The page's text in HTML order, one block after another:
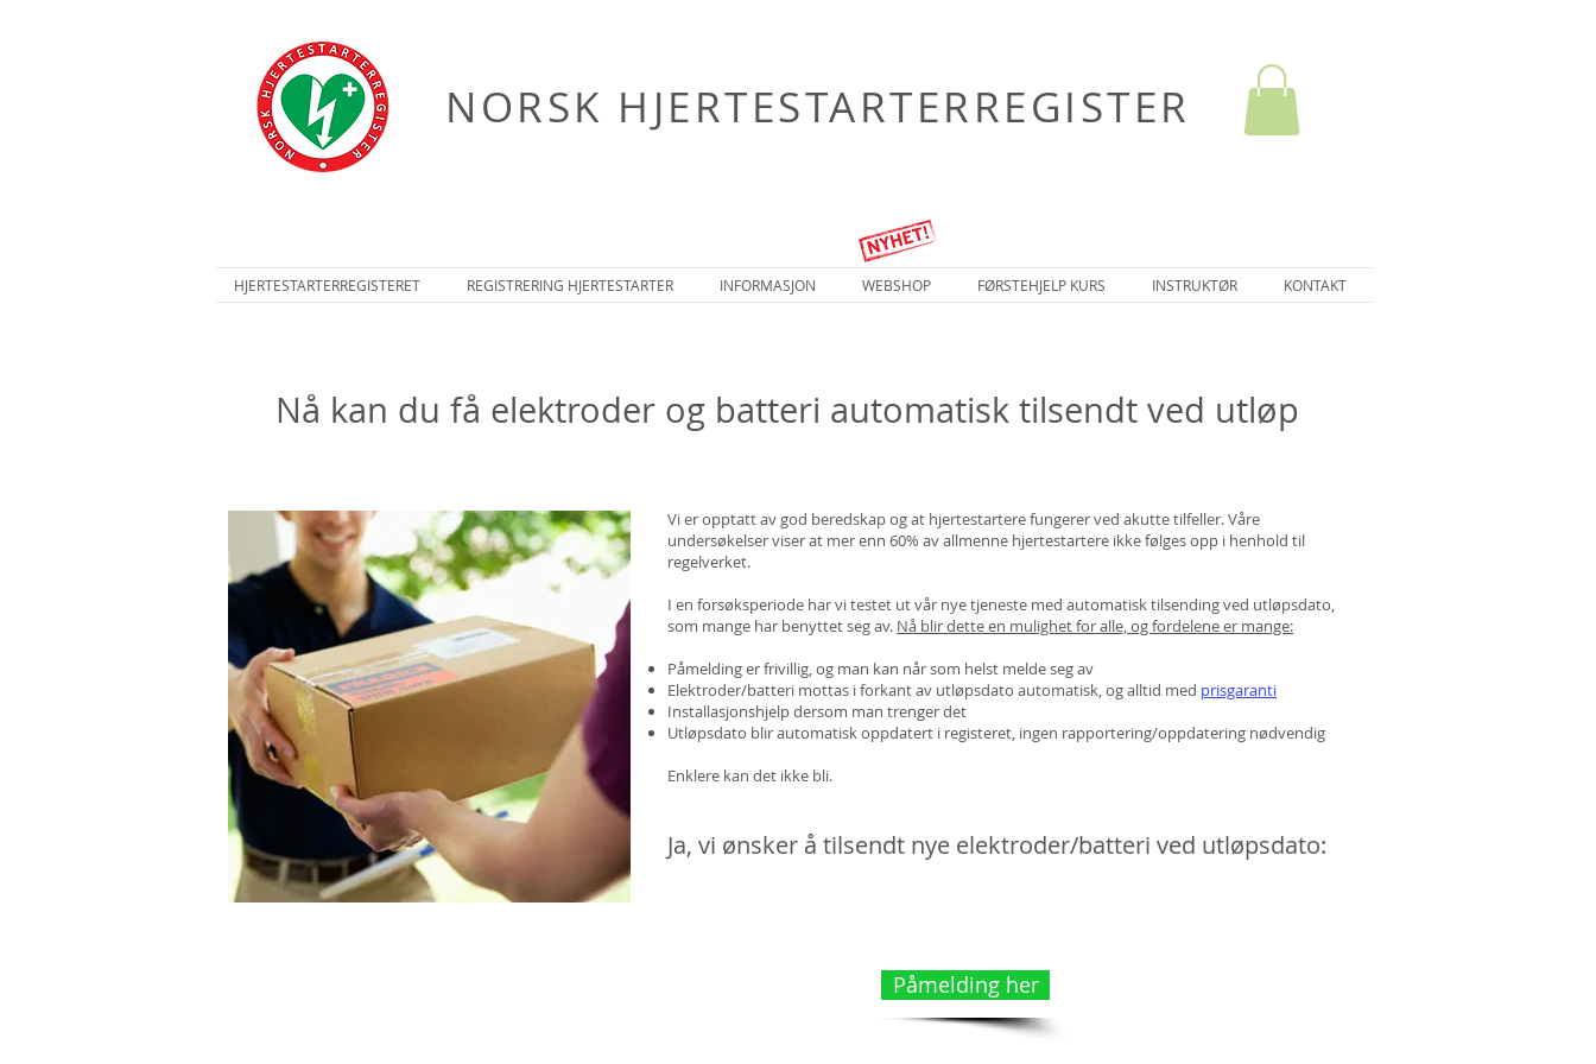
NORSK HJERTESTARTERREGISTER
HJERTESTARTERREGISTERET REGISTRERING HJERTESTARTER INFORMASJON WEBSHOP FØRSTEHJELP KURS INSTRUKTØR KONTAKT
Nå kan du få elektroder og batteri automatisk tilsendt ved utløp
Vi er opptatt av god beredskap og at hjertestartere fungerer ved akutte tilfeller. Våre
undersøkelser viser at mer enn 60% av allmenne hjertestartere ikke følges opp i henhold til
regelverket.
I en forsøksperiode har vi testet ut vår nye tjeneste med automatisk tilsending ved utløpsdato,
som mange har benyttet seg av. Nå blir dette en mulighet for alle, og fordelene er mange:
Påmelding er frivillig, og man kan når som helst melde seg av
Elektroder/batteri mottas i forkant av utløpsdato automatisk, og alltid med prisgaranti
Installasjonshjelp dersom man trenger det
Utløpsdato blir automatisk oppdatert i registeret, ingen rapportering/oppdatering nødvendig
Enklere kan det ikke bli.
Ja, vi ønsker å tilsendt nye elektroder/batteri ved utløpsdato:
Påmelding her